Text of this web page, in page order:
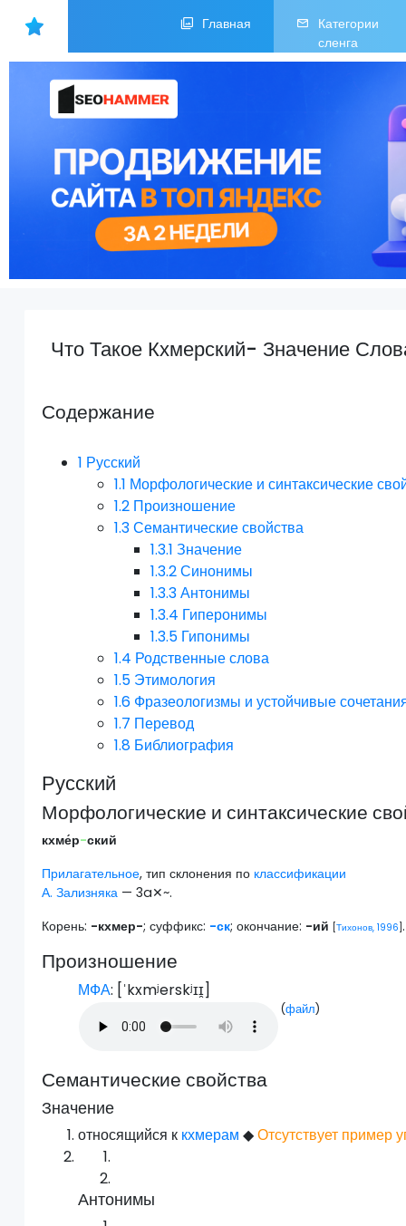
Главная
Категории
сленга
Что Такое Кхмерский- Значение
Содержание
1 Русский
1.1 Морфологические и синтаксические
1.2 Произношение
1.3Семантические свойства
1.3.1 Значение
1.3.2Синонимы
1.3.3Антонимы
1.3.4 Гиперонимы
1.3.5 Гипонимы
1.4 Родственные слова
1.5 Этимология
1.6 Фразеологизмы и устойчивые
1.7 Перевод
1.8 Библиография
Русский
Морфологические и синтаксические
кхме́р-ский
Прилагательное, тип склонения по классификации
А. Зализняка — 3a✕~.
Корень: -кхмер-; суффикс: -ск; окончание: -ий [Тихонов, 1996 ].
Произношение
МФА: [ˈkxmʲerskʲɪɪ̯]
(файл)
Семантические свойства
Значение
относящийся к кхмерам ◆Отсутствует пример
Антонимы